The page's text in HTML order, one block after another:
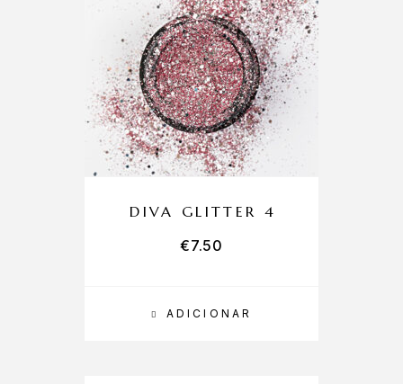
ADICIONAR
DIVA GLITTER 4
€7.50